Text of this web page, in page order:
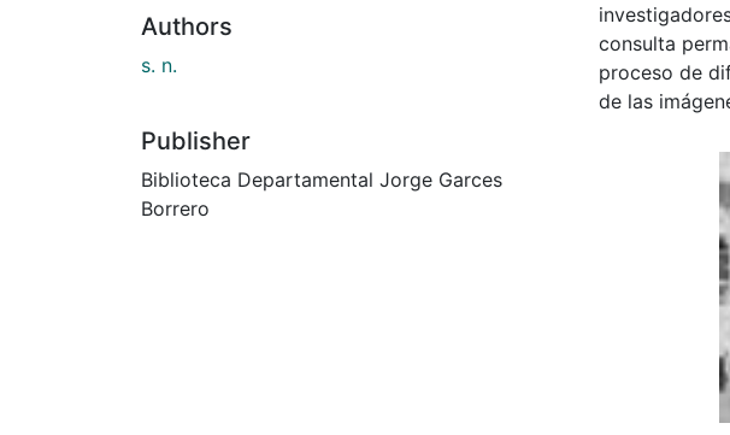
Authors
s. n.
Publisher
Biblioteca Departamental Jorge Garces
Borrero
consulta
proceso de
de las